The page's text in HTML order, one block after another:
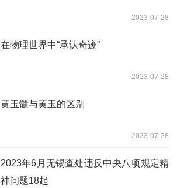
2023-07-28
在物理世界中“承认奇迹”
2023-07-28
黄玉髓与黄玉的区别
2023-07-28
2023年6月无锡查处违反中央八项规定精
神问题18起